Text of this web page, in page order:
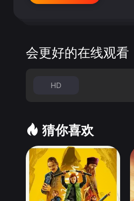
会更好的在线观看
HD
猜你喜欢